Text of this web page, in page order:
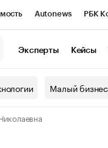
Autonews РБК
Эксперты Кейсы
Малый бизнес